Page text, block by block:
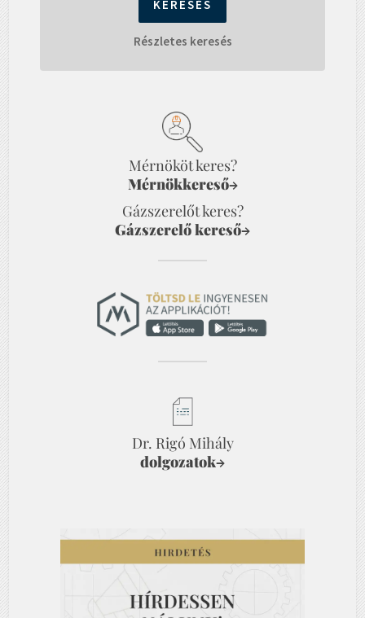
Részletes keresés
Mérnököt keres?
Mérnökkereső→
Gázszerelőt keres?
Gázszerelő kereső→
Dr. Rigó Mihály
dolgozatok→